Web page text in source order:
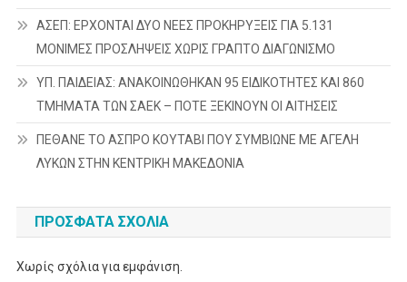
ΑΣΕΠ: ΕΡΧΟΝΤΑΙ ΔΥΟ ΝΕΕΣ ΠΡΟΚΗΡΥΞΕΙΣ ΓΙΑ 5.131
ΜΟΝΙΜΕΣ ΠΡΟΣΛΗΨΕΙΣ ΧΩΡΙΣ ΓΡΑΠΤΟ ΔΙΑΓΩΝΙΣΜΟ
ΥΠ. ΠΑΙΔΕΙΑΣ: ΑΝΑΚΟΙΝΩΘΗΚΑΝ 95 ΕΙΔΙΚΟΤΗΤΕΣ ΚΑΙ 860
ΤΜΗΜΑΤΑ ΤΩΝ ΣΑΕΚ – ΠΟΤΕ ΞΕΚΙΝΟΥΝ ΟΙ ΑΙΤΗΣΕΙΣ
ΠΕΘΑΝΕ ΤΟ ΑΣΠΡΟ ΚΟΥΤΑΒΙ ΠΟΥ ΣΥΜΒΙΩΝΕ ΜΕ ΑΓΕΛΗ
ΛΥΚΩΝ ΣΤΗΝ ΚΕΝΤΡΙΚΗ ΜΑΚΕΔΟΝΙΑ
ΠΡΌΣΦΑΤΑ ΣΧΌΛΙΑ
Χωρίς σχόλια για εμφάνιση.